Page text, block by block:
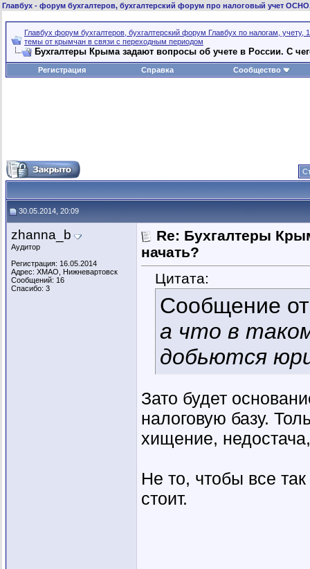
Главбух - форум бухгалтеров, бухгалтерский форум про налоговый учет
Главбух форум бухгалтеров, бухгалтерский форум Главбух по налогам, учету,
темы от крымчан в связи с переходным периодом
Бухгалтеры Крыма задают вопросы об учете в России. C
Регистрация Справка Сообщество
30.05.2014, 20:09
zhanna_b
Аудитор
Регистрация: 16.05.2014
Адрес: ХМАО, Нижневартовск
Сообщений: 16
Спасибо: 3
Re: Бухгалтеры
начать?
Цитата:
Сообщение
а что в
добьются
Зато будет
налоговую базу.
хищение,
Не то, чтобы все
стоит.